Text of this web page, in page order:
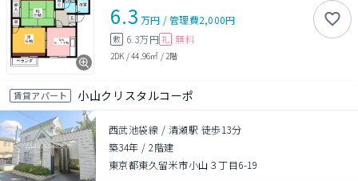
6.3 万円 /管理費2,000円
敷 6.3万円 礼 無料
2DK /44.96㎡ / 2階
賃貸アパート 小山クリスタルコーポ
西武池袋線 / 清瀬駅 徒歩13分
築34年 /2階建
東京都東久留米市小山３丁目6-19